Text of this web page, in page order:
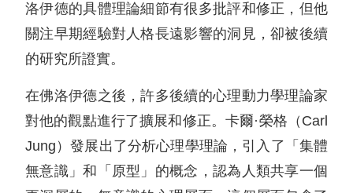
洛伊德的具體理論細節有很多批評和修正，但他
關注早期經驗對人格長遠影響的洞見，卻被後續
的研究所證實。
在佛洛伊德之後，許多後續的心理動力學理論家
對他的觀點進行了擴展和修正。卡爾·榮格（Carl
Jung）發展出了分析心理學理論，引入了「集體
無意識」和「原型」的概念，認為人類共享一個